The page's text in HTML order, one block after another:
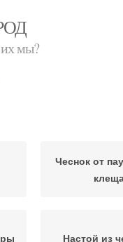
мы?
Чеснок от
Настой из